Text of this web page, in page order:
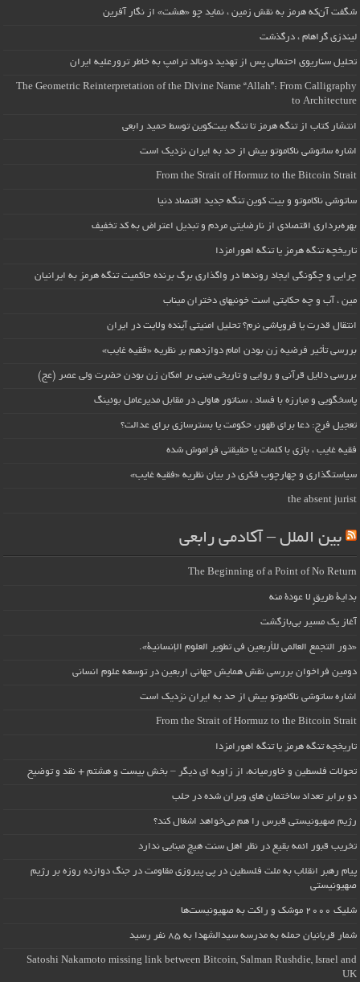
شگفت آن‌که هرمز به نقش زمین ، نماید چو «هشت» از نگار آفرین
لیندزی گراهام ، درگذشت
تحلیل سناریوی احتمالی پس از تهدید دونالد ترامپ به خاطر ترورعلیه ایران
The Geometric Reinterpretation of the Divine Name “Allah”: From Calligraphy
to Architecture
انتشار کتاب از تنگه هرمز تا تنگه بیت‌کوین توسط حمید رابعی
اشاره ساتوشی ناکاموتو بیش از حد به ایران نزدیک است
From the Strait of Hormuz to the Bitcoin Strait
ساتوشی ناکاموتو و بیت کوین تنگه جدید اقتصاد دنیا
بهره‌برداری اقتصادی از نارضایتی مردم و تبدیل اعتراض به کد تخفیف
تاریخچه تنگه هرمز یا تنگه اهورامزدا
چرایی و چگونگی ایجاد روندها در واگذاری برگ برنده حاکمیت تنگه هرمز به ایرانیان
مین ، آب و چه حکایتی است خونبهای دختران میناب
انتقال قدرت یا فروپاشی نرم؟ تحلیل امنیتی آینده ولایت در ایران
بررسی تأثیر فرضیه زن بودن امام دوازدهم بر نظریه «فقیه غایب»
بررسی دلایل قرآنی و روایی و تاریخی مبنی بر امکان زن بودن حضرت ولی عصر (عج)
پاسخگویی و مبارزه با فساد ، سناتور هاولی در مقابل مدیرعامل بوئینگ
تعجیل فرج: دعا برای ظهور، حکومت یا بسترسازی برای عدالت؟
فقیه غایب ، بازی با کلمات یا حقیقتی فراموش شده
سیاستگذاری و چهارچوب فکری در بیان نظریه «فقیه غایب»
the absent jurist
بین الملل – آکادمی رابعی
The Beginning of a Point of No Return
بداية طريقٍ لا عودة منه
آغاز یک مسیر بی‌بازگشت
«دور التجمع العالمي للأربعين في تطوير العلوم الإنسانية».
دومین فراخوان بررسی نقش همایش جهانی اربعین در توسعه علوم انسانی
اشاره ساتوشی ناکاموتو بیش از حد به ایران نزدیک است
From the Strait of Hormuz to the Bitcoin Strait
تاریخچه تنگه هرمز یا تنگه اهورامزدا
تحولات فلسطین و خاورمیانه، از زاویه ای دیگر – بخش بیست و هشتم + نقد و توضیح
دو برابر تعداد ساختمان های ویران شده در حلب
رژیم صهیونیستی قبرس را هم می‌خواهد اشغال کند؟
تخریب قبور ائمه بقیع در نظر اهل سنت هیچ مبنایی ندارد
پیام رهبر انقلاب به ملت فلسطین در پی پیروزی مقاومت در جنگ دوازده روزه بر رژیم
صهیونیستی
شلیک ۲۰۰۰ موشک و راکت به صهیونیست‌ها
شمار قربانیان حمله به مدرسه سیدالشهدا به ۸۵ نفر رسید
Satoshi Nakamoto missing link between Bitcoin, Salman Rushdie, Israel and
UK